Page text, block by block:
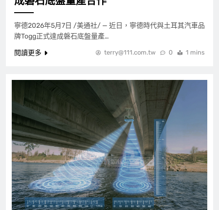
寧德2026年5月7日 /美通社/ — 近日，寧德時代與土耳其汽車品
牌Togg正式達成磐石底盤量產…
閱讀更多
terry@111.com.tw 0 1 mins